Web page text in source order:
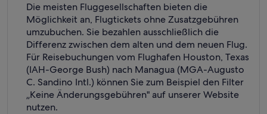
Die meisten Fluggesellschaften bieten die
Möglichkeit an, Flugtickets ohne Zusatzgebühren
umzubuchen. Sie bezahlen ausschließlich die
Differenz zwischen dem alten und dem neuen Flug.
Für Reisebuchungen vom Flughafen Houston, Texas
(IAH-George Bush) nach Managua (MGA-Augusto
C. Sandino Intl.) können Sie zum Beispiel den Filter
„Keine Änderungsgebühren" auf unserer Website
nutzen.